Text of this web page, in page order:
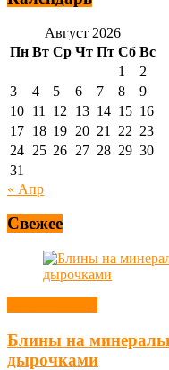
Август 2026
Пн Вт Ср Чт Пт Сб Вс
1
2
3
4 5 6 7 8
9
10 11 12 13 14 15 16
17 18 19 20 21 22 23
24 25 26 27 28 29 30
31
« Апр
Свежее
Блины на
дырочками